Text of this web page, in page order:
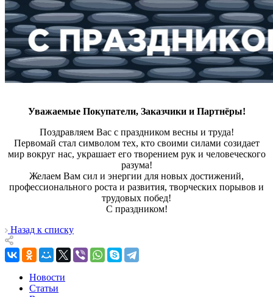
Уважаемые Покупатели, Заказчики и Партнёры!
Поздравляем Вас с праздником весны и труда!
Первомай стал символом тех, кто своими силами созидает
мир вокруг нас, украшает его творением рук и человеческого
разума!
Желаем Вам сил и энергии для новых достижений,
профессионального роста и развития, творческих порывов и
трудовых побед!
С праздником!
Назад к списку
Новости
Статьи